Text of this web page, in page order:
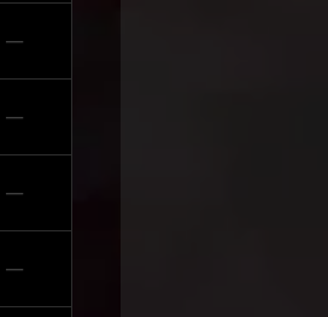
─
─
─
─